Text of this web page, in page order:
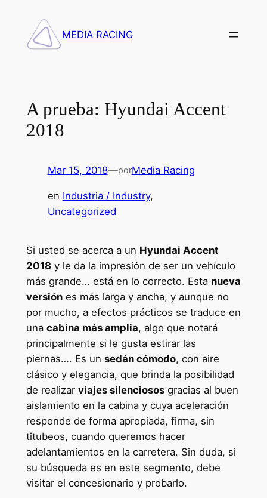
contenido
MEDIA RACING
A prueba: Hyundai Accent
2018
Mar 15, 2018—porMedia Racing
en Industria / Industry
Uncategorized
Si usted se acerca a un Hyundai Accent
2018y le da la impresión de ser un vehículo
más grande… está en lo correcto. Esta nueva
versiónes más larga y ancha, y aunque no
por mucho, a efectos prácticos se traduce en
una cabina más amplia, algo que notará
principalmente si le gusta estirar las
piernas…. Es un sedán cómodo, con aire
clásico y elegancia, que brinda la posibilidad
de realizar viajes silenciososgracias al buen
aislamiento en la cabina y cuya aceleración
responde de forma apropiada, firma, sin
titubeos, cuando queremos hacer
adelantamientos en la carretera. Sin duda, si
su búsqueda es en este segmento, debe
visitar el concesionario y probarlo.